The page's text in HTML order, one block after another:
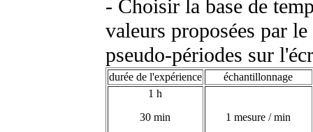
- Choisir la base de
valeurs proposées par
pseudo-périodes sur
durée de l'expérience
échantillonnage
1 h
30 min
1 mesure / min